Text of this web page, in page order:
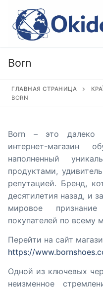
содержимому
Born
ГЛАВНАЯ СТРАНИЦА
BORN
Born – это далеко
интернет-
наполненный
продуктами,
репутацией. Бренд,
десятилетия назад, и
мировое
покупателей по всему
Перейти на сайт
https://
Одной из ключевых
неизменное